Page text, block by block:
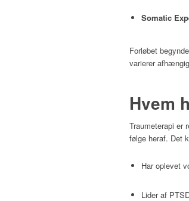
Somatic
Forløbet
varierer
Hvem
Traumeterapi er
følge heraf. Det
Har oplevet
Lider af